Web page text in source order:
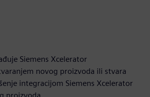
Siemens Xcelerator
novog proizvoda ili stvara
integracijom Siemens Xcelerator